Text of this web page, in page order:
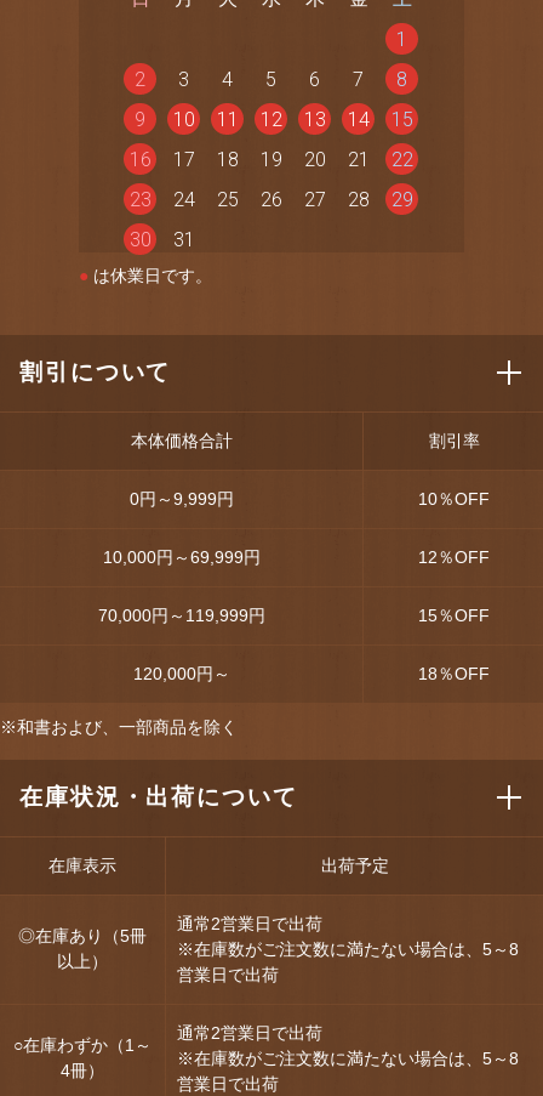
1
2
3 4 5 6 7
8
9
10 11 12 13 14
15
16
17 18 19 20 21
22
23
24 25 26 27 28
29
30
31
● は休業日です。
割引について
本体価格合計 割引率
0円～9,999円 10％OFF
10,000円～69,999円 12％OFF
70,000円～119,999円 15％OFF
120,000円～ 18％OFF
※和書および、一部商品を除く
在庫状況・出荷について
在庫表示 出荷予定
◎在庫あり（5冊
以上）
通常2営業日で出荷
※在庫数がご注文数に満たない場合は、5～8
営業日で出荷
○在庫わずか（1～
4冊）
通常2営業日で出荷
※在庫数がご注文数に満たない場合は、5～8
営業日で出荷